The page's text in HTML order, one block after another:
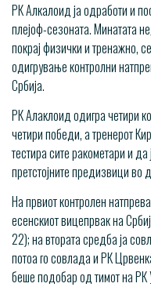
РК Алкалоид ја одработи и
плејоф-сезоната. Минатата
покрај физички и тренажно,
одигрување контролни
Србија.
РК Алаклоид одигра четири
четири победи, а тренерот
тестира сите ракометари и
претстојните предизвици во
На првиот контролен
есенскиот вицепрвак на
22); на втората средба ја
потоа го совлада и РК
беше подобар од тимот на